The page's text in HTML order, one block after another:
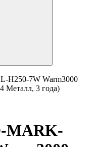
H250-7W Warm3000
Металл, 3 года)
MARK-